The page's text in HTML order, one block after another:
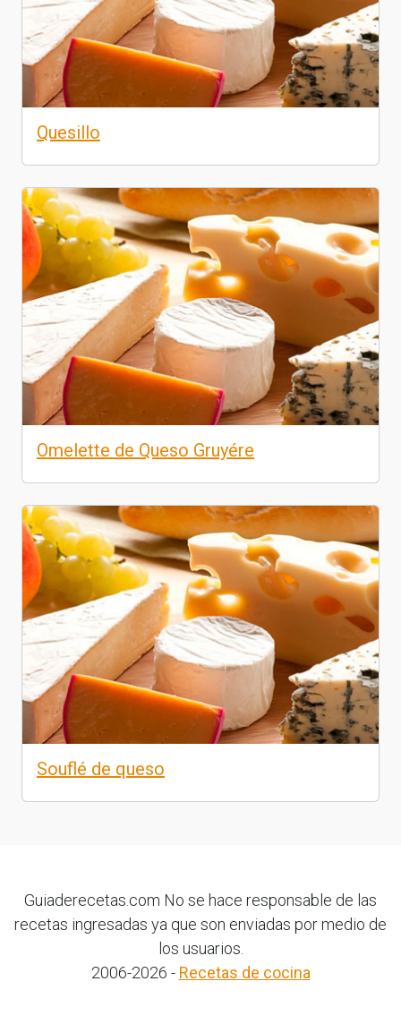
Quesillo
Omelette de Queso Gruyére
Souflé de queso
Guiaderecetas.com No se hace responsable de las
recetas ingresadas ya que son enviadas por medio de
los usuarios.
2006-2026 - Recetas de cocina